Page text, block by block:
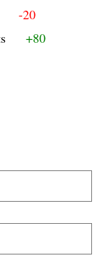
-20
+80